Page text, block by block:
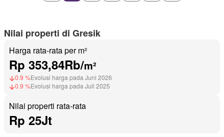
Nilai properti di Gresik
Harga rata-rata per m²
Rp 353,84Rb/m²
0.9 %Evolusi harga pada Juni 2026
0.9 %Evolusi harga pada Juli 2025
Nilai properti rata-rata
Rp 25Jt